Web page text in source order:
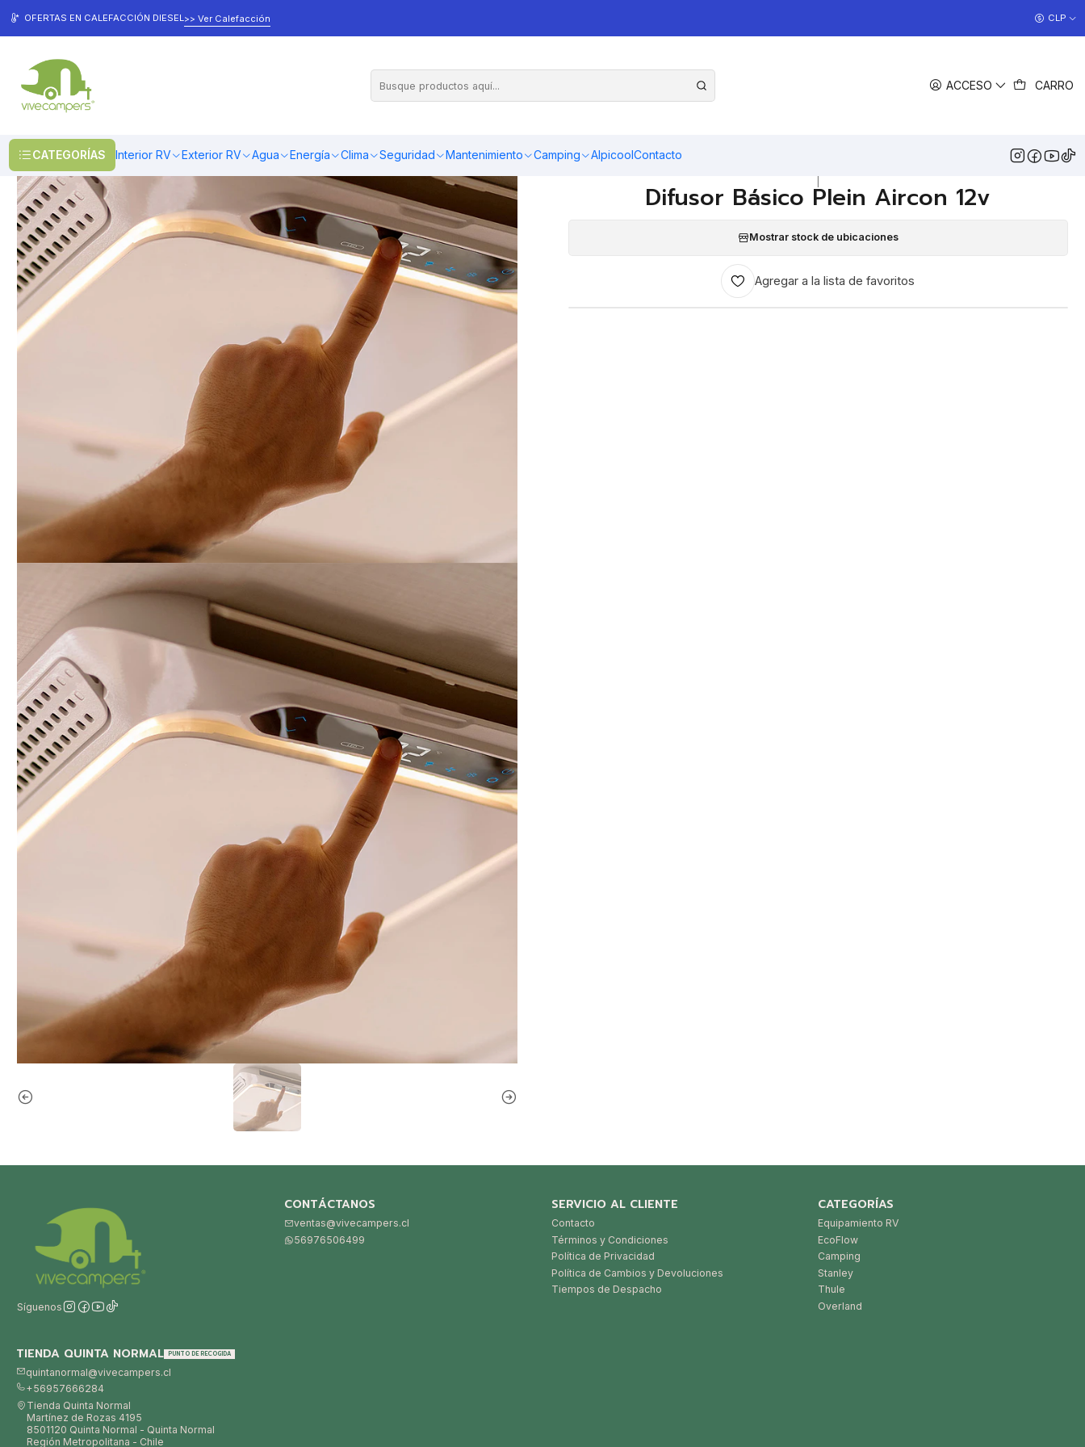
ACCESO CARRO
CATEGORÍAS Interior RV Exterior RV Agua Energía Clima Seguridad Mantenimiento Camping AlpicoolContacto
OFERTAS EN CALEFACCIÓN DIESEL>> Ver Calefacción CLP
Inicio Climatización Aire Acondicionado Difusor Básico Plein Aircon 12v
control por wifi/Bluetooth.
Difusor Básico Plein Aircon 12v
Mostrar stock de ubicaciones
Agregar a la lista de favoritos
Síguenos
CONTÁCTANOS
ventas@vivecampers.cl
56976506499
SERVICIO AL CLIENTE
Contacto
Términos y Condiciones
Política de Privacidad
Política de Cambios y Devoluciones
Tiempos de Despacho
CATEGORÍAS
Equipamiento RV
EcoFlow
Camping
Stanley
Thule
Overland
TIENDA QUINTA NORMAL PUNTO DE RECOGIDA
quintanormal@vivecampers.cl
+56957666284
Tienda Quinta Normal
Martínez de Rozas 4195
8501120 Quinta Normal - Quinta Normal
Región Metropolitana - Chile